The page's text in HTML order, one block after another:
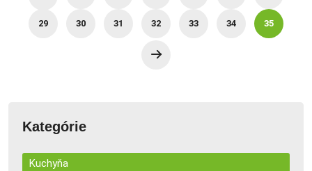
29 30 31 32 33 34 35
Kategórie
Kuchyňa